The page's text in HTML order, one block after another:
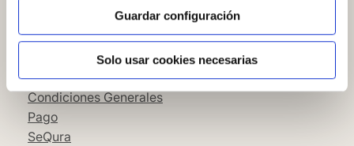
Guardar configuración
Solo usar cookies necesarias
Política de privacidad
Guía de compra
Aviso Legal
Condiciones Generales
Pago
SeQura